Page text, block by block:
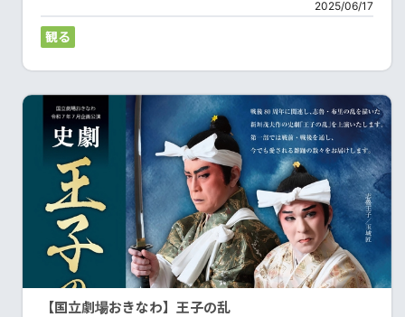
2025/06/17
観る
【国立劇場おきなわ】王子の乱